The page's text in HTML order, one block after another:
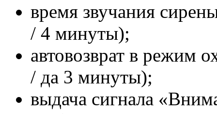
время звучания
/ 4 минуты);
автовозврат в режим
/ да 3 минуты);
выдача сигнала